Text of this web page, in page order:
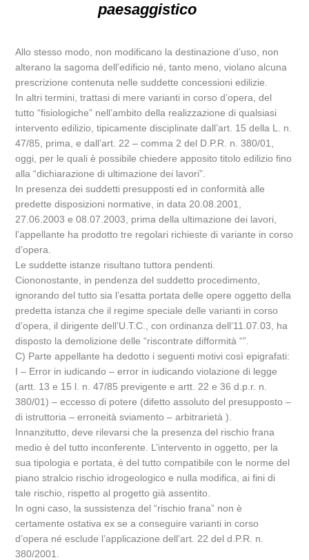
paesaggistico
Allo stesso modo, non modificano la destinazione d’uso, non
alterano la sagoma dell’edificio né, tanto meno, violano alcuna
prescrizione contenuta nelle suddette concessioni edilizie.
In altri termini, trattasi di mere varianti in corso d’opera, del
tutto “fisiologiche” nell’ambito della realizzazione di qualsiasi
intervento edilizio, tipicamente disciplinate dall’art. 15 della L. n.
47/85, prima, e dall’art. 22 – comma 2 del D.P.R. n. 380/01,
oggi, per le quali è possibile chiedere apposito titolo edilizio fino
alla “dichiarazione di ultimazione dei lavori”.
In presenza dei suddetti presupposti ed in conformità alle
predette disposizioni normative, in data 20.08.2001,
27.06.2003 e 08.07.2003, prima della ultimazione dei lavori,
l’appellante ha prodotto tre regolari richieste di variante in corso
d’opera.
Le suddette istanze risultano tuttora pendenti.
Ciononostante, in pendenza del suddetto procedimento,
ignorando del tutto sia l’esatta portata delle opere oggetto della
predetta istanza che il regime speciale delle varianti in corso
d’opera, il dirigente dell’U.T.C., con ordinanza dell’11.07.03, ha
disposto la demolizione delle “riscontrate difformità “”.
C) Parte appellante ha dedotto i seguenti motivi così epigrafati:
I – Error in iudicando – error in iudicando violazione di legge
(artt. 13 e 15 l. n. 47/85 previgente e artt. 22 e 36 d.p.r. n.
380/01) – eccesso di potere (difetto assoluto del presupposto –
di istruttoria – erroneità sviamento – arbitrarietà ).
Innanzitutto, deve rilevarsi che la presenza del rischio frana
medio è del tutto inconferente. L’intervento in oggetto, per la
sua tipologia e portata, è del tutto compatibile con le norme del
piano stralcio rischio idrogeologico e nulla modifica, ai fini di
tale rischio, rispetto al progetto già assentito.
In ogni caso, la sussistenza del “rischio frana” non è
certamente ostativa ex se a conseguire varianti in corso
d’opera né esclude l’applicazione dell’art. 22 del d.P.R. n.
380/2001.